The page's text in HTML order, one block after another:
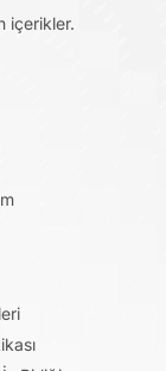
içerikler.